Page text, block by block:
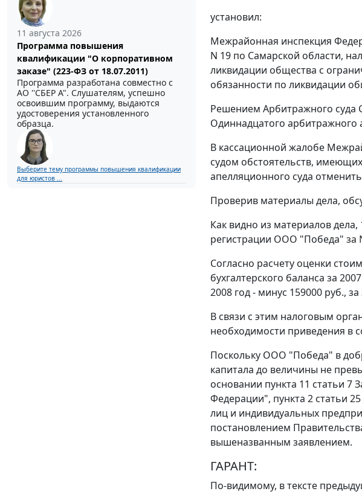
11 августа 2026
Программа повышения
квалификации "О корпоративном
заказе" (223-ФЗ от 18.07.2011)
Программа разработана совместно с
АО ''СБЕР А". Слушателям, успешно
освоившим программу, выдаются
удостоверения установленного
образца.
Выберите тему программы повышения квалификации
для юристов ...
установил:
Межрайонная инспекция
N 19 по Самарской области,
ликвидации общества с
обязанности по ликвидации
Решением Арбитражного суда
Одиннадцатого арбитражного
В кассационной жалобе
судом обстоятельств,
апелляционного суда
Проверив материалы дела,
Как видно из материалов
регистрации ООО "Победа" за
Согласно расчету оценки
бухгалтерского баланса за
2008 год - минус 159000 руб.,
В связи с этим налоговым
необходимости приведения в
Поскольку ООО "Победа" в
капитала до величины не
основании пункта 11 статьи 7
Федерации", пункта 2 статьи 25
лиц и индивидуальных
постановлением
вышеназванным заявлением.
ГАРАНТ:
По-видимому, в тексте